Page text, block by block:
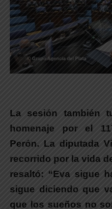
La sesión también
homenaje por el
Perón. La diputada
recorrido por la vida
resaltó: “Eva sigue
sigue diciendo que
que los sueños no